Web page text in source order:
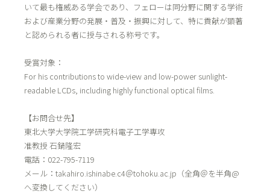
いて最も権威ある学会であり、フェローは同分野に関する学術
および産業分野の発展・普及・振興に対して、特に貢献が顕著
と認められる者に授与される称号です。
受賞対象：
For his contributions to wide-view and low-power sunlight-
readable LCDs, including highly functional optical films.
【お問合せ先】
東北大学大学院工学研究科電子工学専攻
准教授 石鍋隆宏
電話：022-795-7119
メール：takahiro.ishinabe.c4＠tohoku.ac.jp（全角＠を半角@
へ変換してください）